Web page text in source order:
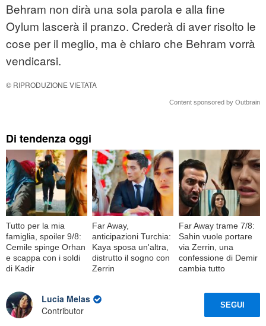
Behram non dirà una sola parola e alla fine
Oylum lascerà il pranzo. Crederà di aver risolto le
cose per il meglio, ma è chiaro che Behram vorrà
vendicarsi.
© RIPRODUZIONE VIETATA
Content sponsored by Outbrain
Di tendenza oggi
Tutto per la mia
famiglia, spoiler 9/8:
Cemile spinge Orhan
e scappa con i soldi
di Kadir
Far Away,
anticipazioni Turchia:
Kaya sposa un'altra,
distrutto il sogno con
Zerrin
Far Away trame 7/8:
Sahin vuole portare
via Zerrin, una
confessione di Demir
cambia tutto
Lucia Melas
Contributor
SEGUI